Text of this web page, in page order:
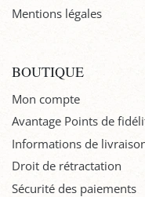
Mentions légales
BOUTIQUE
Mon compte
Avantage Points de
Informations de
Droit de rétractation
Sécurité des paiements